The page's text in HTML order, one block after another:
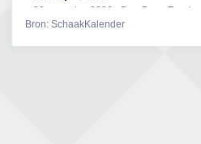
22 augustus 2026 · Den Burg, Texel
Bron: SchaakKalender